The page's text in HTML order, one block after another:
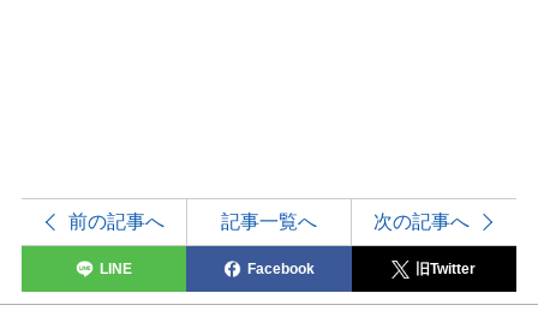
前の記事へ 記事一覧へ 次の記事へ
LINE Facebook 旧Twitter